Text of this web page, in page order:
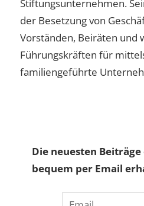
Stiftungsunternehmen.
der Besetzung von
Vorständen, Beiräten und
Führungskräften für
familiengeführte
Die neuesten
bequem per Email